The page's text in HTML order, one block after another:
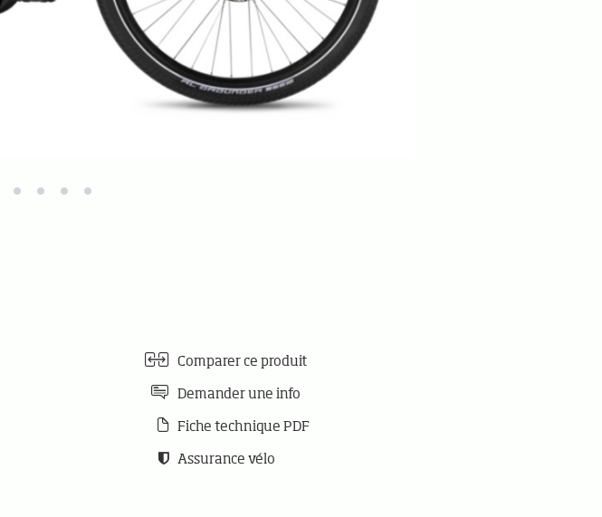
Comparer ce produit
Demander une info
Fiche technique PDF
Assurance vélo